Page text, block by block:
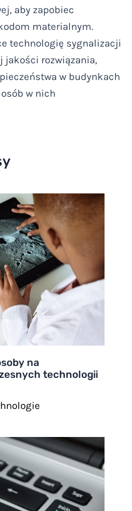
aby zapobiec
materialnym.
technologię sygnalizacji
jakości rozwiązania,
w budynkach
w nich
na
technologii